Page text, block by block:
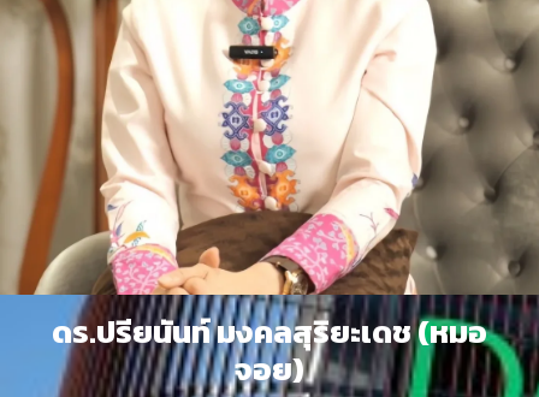
ดร.ปรียนันท์ มงคลสุริยะเดช (หมอ
จอย)